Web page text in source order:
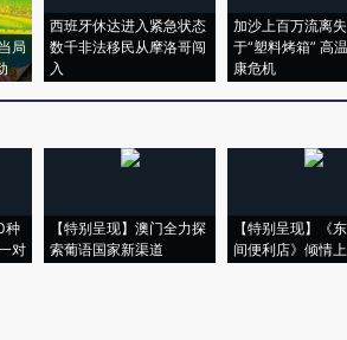
局
西班牙休达进入紧急状态
数千非法移民从摩洛哥闯
入
加沙上百万流离
于“塑料烤箱” 高
康危机
种
对
【特别呈现】澳门全力探
索葡语国家新渠道
【特别呈现】《
间便利店》倾情